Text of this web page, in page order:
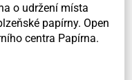
o udržení místa
papírny. Open
centra Papírna.